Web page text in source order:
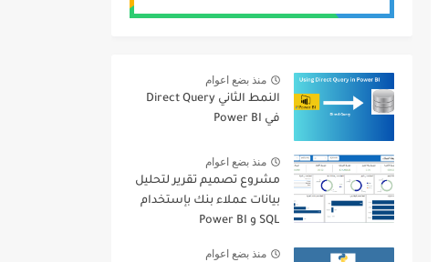
منذ بضع اعوام
النمط الثاني Direct Query
في Power BI
منذ بضع اعوام
مشروع تصميم تقرير لتحليل
بيانات عملاء بنك بإستخدام
SQL و Power BI
منذ بضع اعوام